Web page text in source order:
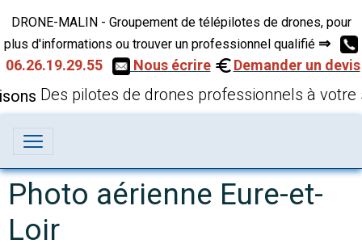
DRONE-MALIN - Groupement de télépilotes de drones, pour
plus d'informations ou trouver un professionnel qualifié ⇒
06.26.19.29.55
Nous écrire Demander un devis
Des pilotes de drones professionnels à votre
Photo aérienne Eure-et-
Loir